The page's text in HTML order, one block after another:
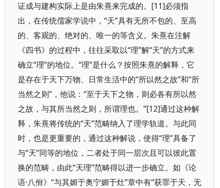
证成与建构实际上是由朱熹来完成的。[11]必须指
出，在传统儒家学说中，“天”具有无所不包的、至高
的、客观的、绝对的、唯一的等含义。朱熹在注解
《四书》的过程中，往往采取以“理”解“天”的方式来
确立“理”的地位。“理”是什么？按照朱熹的解释，它
是存在于天下万物、日常生活中的“所以然之故”和“所
当然之则”，他说：“至于天下之物，则必各有所以然
之故，与其所当然之则，所谓理也。”[12]通过这种解
释，朱熹将传统的“天”范畴纳入了理学轨道。与此同
时，也是更重要的，通过这种解说，使得“理”具备了
与“天”同等的地位，二者处于同一层次且可以彼此置
换的范畴，由此“天理”范畴得以进一步确立。如《论
语·八佾》“与其媚于奥宁媚于灶”章中有“获罪于天，无